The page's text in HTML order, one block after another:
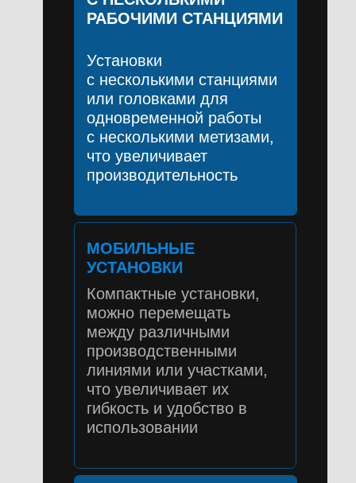
РАБОЧИМИ СТАНЦИЯМИ
Установки
с несколькими станциями
или головками для
одновременной работы
с несколькими метизами,
что увеличивает
производительность
МОБИЛЬНЫЕ
УСТАНОВКИ
Компактные установки,
можно перемещать
между различными
производственными
линиями или участками,
что увеличивает их
гибкость и удобство в
использовании